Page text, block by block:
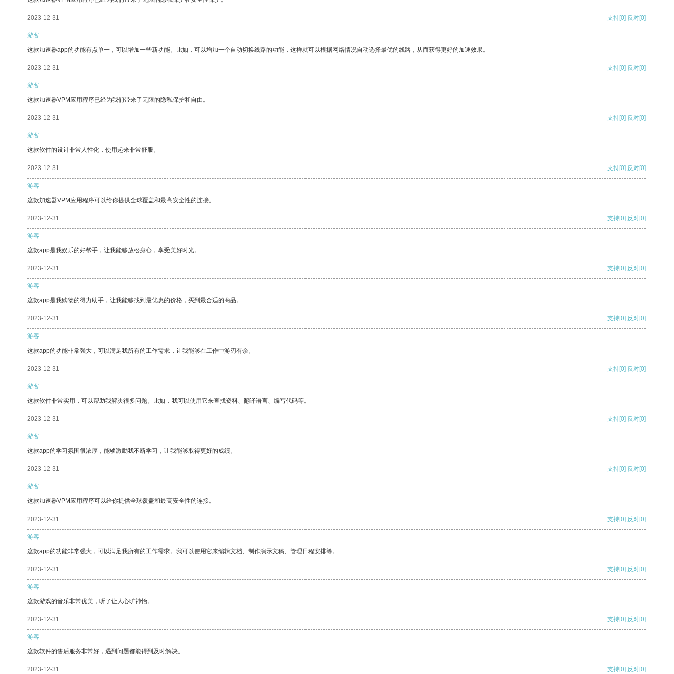
2023-12-31 支持[0] 反对[0]
游客
这款加速器app的功能有点单一，可以增加一些新功能。比如，可以增加一个自动切换线路的功能，这样就可以根据网络情况自动选择最优的线路，从而获得更好的加速效果。
2023-12-31 支持[0] 反对[0]
游客
这款加速器VPM应用程序已经为我们带来了无限的隐私保护和自由。
2023-12-31 支持[0] 反对[0]
游客
这款软件的设计非常人性化，使用起来非常舒服。
2023-12-31 支持[0] 反对[0]
游客
这款加速器VPM应用程序可以给你提供全球覆盖和最高安全性的连接。
2023-12-31 支持[0] 反对[0]
游客
这款app是我娱乐的好帮手，让我能够放松身心，享受美好时光。
2023-12-31 支持[0] 反对[0]
游客
这款app是我购物的得力助手，让我能够找到最优惠的价格，买到最合适的商品。
2023-12-31 支持[0] 反对[0]
游客
这款app的功能非常强大，可以满足我所有的工作需求，让我能够在工作中游刃有余。
2023-12-31 支持[0] 反对[0]
游客
这款软件非常实用，可以帮助我解决很多问题。比如，我可以使用它来查找资料、翻译语言、编写代码等。
2023-12-31 支持[0] 反对[0]
游客
这款app的学习氛围很浓厚，能够激励我不断学习，让我能够取得更好的成绩。
2023-12-31 支持[0] 反对[0]
游客
这款加速器VPM应用程序可以给你提供全球覆盖和最高安全性的连接。
2023-12-31 支持[0] 反对[0]
游客
这款app的功能非常强大，可以满足我所有的工作需求。我可以使用它来编辑文档、制作演示文稿、管理日程安排等。
2023-12-31 支持[0] 反对[0]
游客
这款游戏的音乐非常优美，听了让人心旷神怡。
2023-12-31 支持[0] 反对[0]
游客
这款软件的售后服务非常好，遇到问题都能得到及时解决。
2023-12-31 支持[0] 反对[0]